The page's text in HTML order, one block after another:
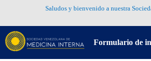
Saludos y bienvenido a nuestra
Formulario de